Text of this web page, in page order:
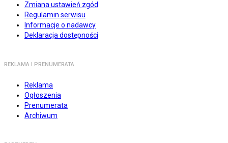
Zmiana ustawień zgód
Regulamin serwisu
Informacje o nadawcy
Deklaracja dostępności
REKLAMA I PRENUMERATA
Reklama
Ogłoszenia
Prenumerata
Archiwum